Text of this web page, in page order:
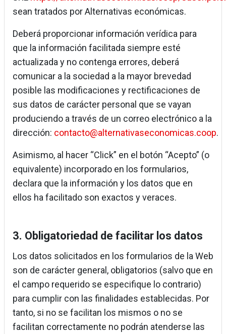
sean tratados por Alternativas económicas.
Deberá proporcionar información verídica para
que la información facilitada siempre esté
actualizada y no contenga errores, deberá
comunicar a la sociedad a la mayor brevedad
posible las modificaciones y rectificaciones de
sus datos de carácter personal que se vayan
produciendo a través de un correo electrónico a la
dirección: contacto@alternativaseconomicas.coop.
Asimismo, al hacer “Click” en el botón “Acepto” (o
equivalente) incorporado en los formularios,
declara que la información y los datos que en
ellos ha facilitado son exactos y veraces.
3. Obligatoriedad de facilitar los datos
Los datos solicitados en los formularios de la Web
son de carácter general, obligatorios (salvo que en
el campo requerido se especifique lo contrario)
para cumplir con las finalidades establecidas. Por
tanto, si no se facilitan los mismos o no se
facilitan correctamente no podrán atenderse las